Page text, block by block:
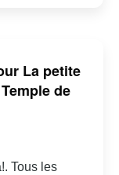
La petite
de
Tous les